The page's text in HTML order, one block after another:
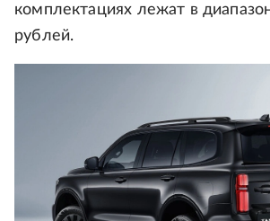
комплектациях лежат в
рублей.